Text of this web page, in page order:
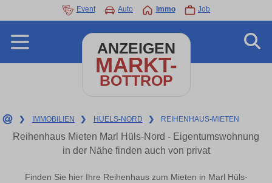
Event Auto Immo Job
ANZEIGEN
MARKT-
BOTTROP
❯ IMMOBILIEN ❯ HUELS-NORD ❯ REIHENHAUS-MIETEN
Reihenhaus Mieten Marl Hüls-Nord - Eigentumswohnung
in der Nähe finden auch von privat
Finden Sie hier Ihre Reihenhaus zum Mieten in Marl Hüls-